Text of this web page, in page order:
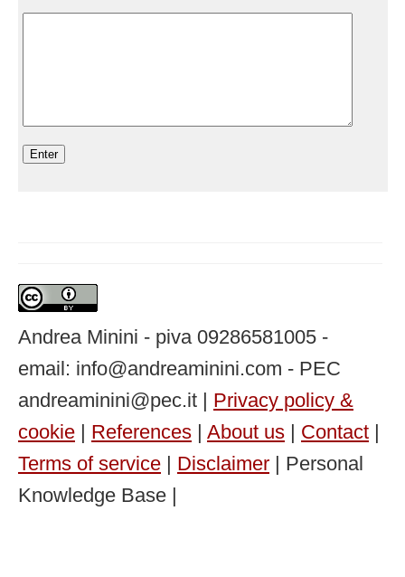
Andrea Minini - piva 09286581005 -
email: info@andreaminini.com - PEC
andreaminini@pec.it | Privacy policy &
cookie | References | About us | Contact |
Terms of service | Disclaimer | Personal
Knowledge Base |